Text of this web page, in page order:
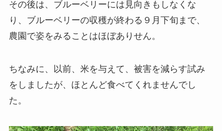
その後は、ブルーベリーには見向きもしなくな
り、ブルーベリーの収穫が終わる９月下旬まで、
農園で姿をみることはほぼありせん。
ちなみに、以前、米を与えて、被害を減らす試み
をしましたが、ほとんど食べてくれませんでし
た。